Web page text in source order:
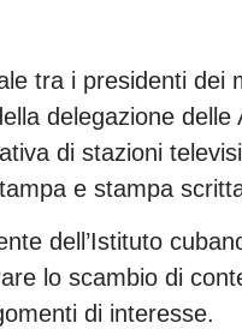
tra i presidenti dei
delegazione delle
di stazioni
e stampa
dell’Istituto
lo scambio di
di interesse.